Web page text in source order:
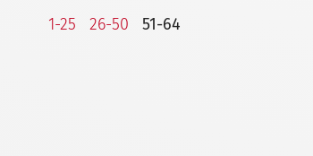
1-25 26-50 51-64